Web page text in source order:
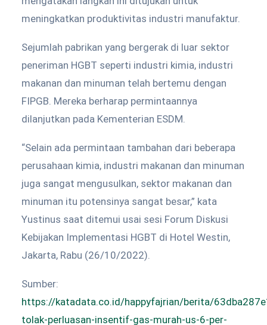
meningkatkan produktivitas industri manufaktur.
Sejumlah pabrikan yang bergerak di luar sektor
peneriman HGBT seperti industri kimia, industri
makanan dan minuman telah bertemu dengan
FIPGB. Mereka berharap permintaannya
dilanjutkan pada Kementerian ESDM.
“Selain ada permintaan tambahan dari beberapa
perusahaan kimia, industri makanan dan minuman
juga sangat mengusulkan, sektor makanan dan
minuman itu potensinya sangat besar,” kata
Yustinus saat ditemui usai sesi Forum Diskusi
Kebijakan Implementasi HGBT di Hotel Westin,
Jakarta, Rabu (26/10/2022).
Sumber:
https://katadata.co.id/happyfajrian/berita/
tolak-perluasan-insentif-gas-murah-us-6-per-